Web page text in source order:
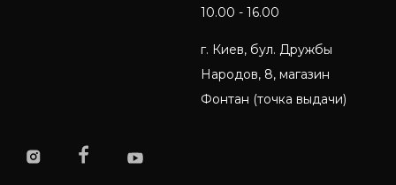
10.00 - 16.00
г. Киев, бул. Дружбы
Народов, 8, магазин
Фонтан (точка выдачи)